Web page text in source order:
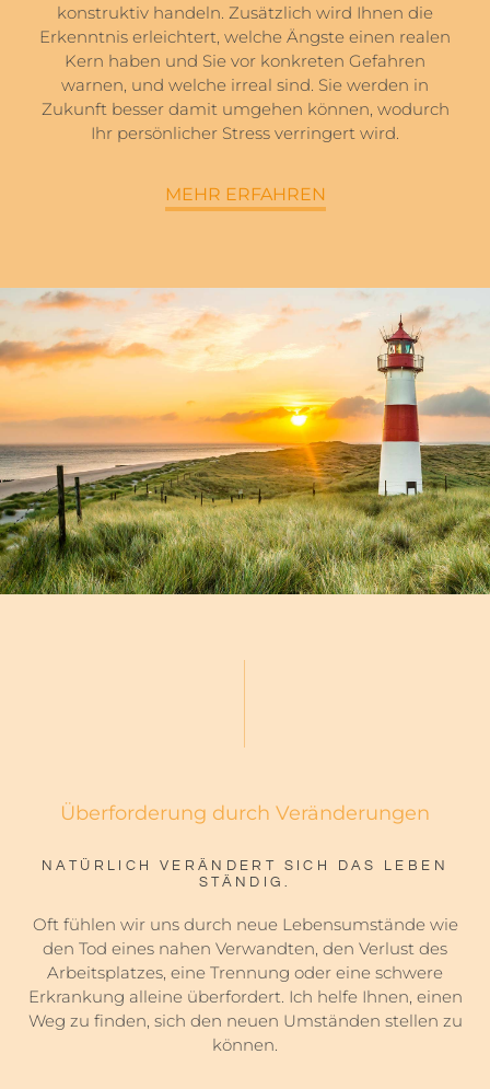
konstruktiv handeln. Zusätzlich wird Ihnen die
Erkenntnis erleichtert, welche Ängste einen realen
Kern haben und Sie vor konkreten Gefahren
warnen, und welche irreal sind. Sie werden in
Zukunft besser damit umgehen können, wodurch
Ihr persönlicher Stress verringert wird.
MEHR ERFAHREN
Überforderung durch Veränderungen
NATÜRLICH VERÄNDERT SICH DAS LEBEN
STÄNDIG.
Oft fühlen wir uns durch neue Lebensumstände wie
den Tod eines nahen Verwandten, den Verlust des
Arbeitsplatzes, eine Trennung oder eine schwere
Erkrankung alleine überfordert. Ich helfe Ihnen, einen
Weg zu finden, sich den neuen Umständen stellen zu
können.